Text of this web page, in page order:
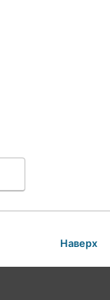
Наверх